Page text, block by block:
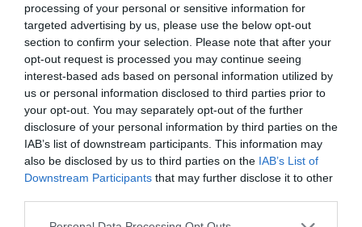
processing of your personal or sensitive information for
targeted advertising by us, please use the below opt-out
section to confirm your selection. Please note that after your
opt-out request is processed you may continue seeing
interest-based ads based on personal information utilized by
us or personal information disclosed to third parties prior to
your opt-out. You may separately opt-out of the further
disclosure of your personal information by third parties on the
IAB’s list of downstream participants. This information may
also be disclosed by us to third parties on the IAB’s List of
Downstream Participants that may further disclose it to other
una col·locació privada o un instrument híbrid.
AfegirVIA Empresacom a font preferida de
Google de forma gratuïta
Estigues informat amb les últimes notícies d'actualitat
ACTIVAR ARA